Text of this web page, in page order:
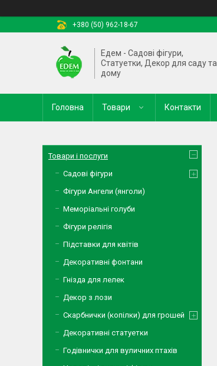
+380 (50) 962-18-67
Едем - Садові фігури,
Статуетки, Декор для саду та
дому
Головна Товари Контакти
Товари і послуги
Садові фігури
Фігури Ангели (янголи)
Меморіальні голуби
Фігури релігія
Підставки для квітів
Декоративні фонтани
Гнізда для лелек
Декор з лози
Скарбнички (копілки) для грошей
Декоративні статуетки
Годівнички для вуличних птахів